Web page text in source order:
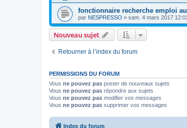
fonctionnaire recherche emploi
par NESPRESSO » sam. 4 mars 2017 12:01
Nouveau sujet
Retourner à l’index du forum
PERMISSIONS DU FORUM
Vous ne pouvez pas poster de nouveaux sujets
Vous ne pouvez pas répondre aux sujets
Vous ne pouvez pas modifier vos messages
Vous ne pouvez pas supprimer vos messages
Index du forum